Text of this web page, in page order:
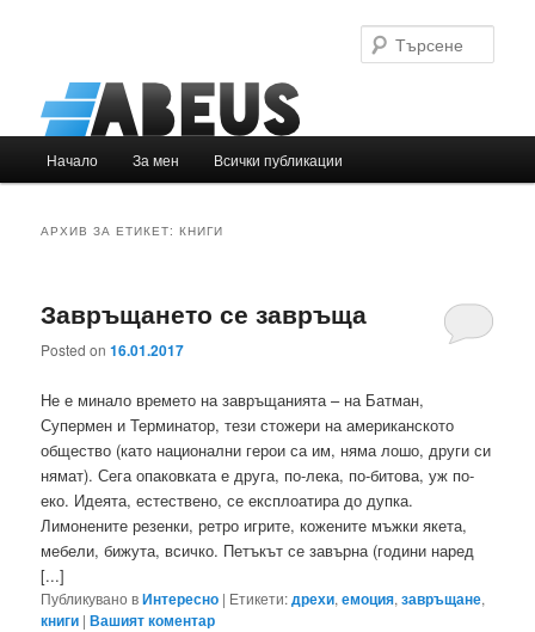
Към
Към
Начало За мен Всички публикации
АРХИВ ЗА ЕТИКЕТ:КНИГИ
Завръщането се завръща
Posted on16.01.2017
Не е минало времето на завръщанията – на Батман,
Супермен и Терминатор, тези стожери на американското
общество (като национални герои са им, няма лошо, други си
нямат). Сега опаковката е друга, по-лека, по-битова, уж по-
еко. Идеята, естествено, се експлоатира до дупка.
Лимонените резенки, ретро игрите, кожените мъжки якета,
мебели, бижута, всичко. Петъкът се завърна (години наред
[...]
Публикувано вИнтересно | Етикети:дрехи,емоция,завръщане,
книги |Вашият коментар